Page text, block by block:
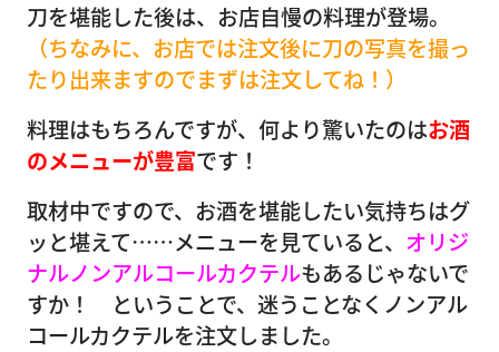
刀を堪能した後は、お店自慢の料理が登場。
（ちなみに、お店では注文後に刀の写真を撮っ
たり出来ますのでまずは注文してね！）
料理はもちろんですが、何より驚いたのはお酒
のメニューが豊富です！
取材中ですので、お酒を堪能したい気持ちはグ
ッと堪えて……メニューを見ていると、 オリジ
ナルノンアルコールカクテルもあるじゃないで
すか！ ということで、迷うことなくノンアル
コールカクテルを注文しました。